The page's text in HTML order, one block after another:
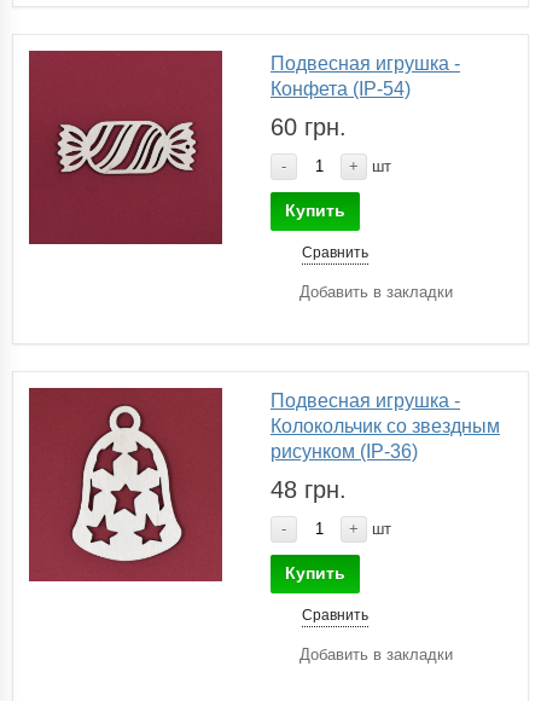
Подвесная игрушка -
Конфета (IP-54)
60 грн.
- + шт
Купить
Сравнить
Добавить в закладки
Подвесная игрушка -
Колокольчик со звездным
рисунком (IP-36)
48 грн.
- + шт
Купить
Сравнить
Добавить в закладки